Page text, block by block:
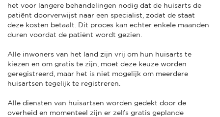
het voor langere behandelingen nodig dat de huisarts de
patiënt doorverwijst naar een specialist, zodat de staat
deze kosten betaalt. Dit proces kan echter enkele maanden
duren voordat de patiënt wordt gezien.
Alle inwoners van het land zijn vrij om hun huisarts te
kiezen en om gratis te zijn, moet deze keuze worden
geregistreerd, maar het is niet mogelijk om meerdere
huisartsen tegelijk te registreren.
Alle diensten van huisartsen worden gedekt door de
overheid en momenteel zijn er zelfs gratis geplande